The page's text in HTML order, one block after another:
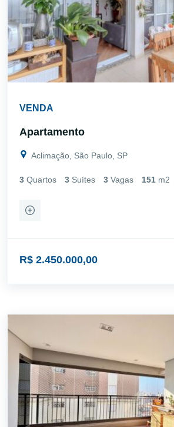
VENDA
Apartamento
Aclimação, São Paulo, SP
3 Quartos 3 Suítes 3 Vagas 151 m2
R$ 2.450.000,00